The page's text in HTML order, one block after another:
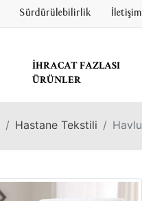
Sürdürülebilirlik İletişim
İHRACAT FAZLASI
ÜRÜNLER
Hastane Tekstili Havlu